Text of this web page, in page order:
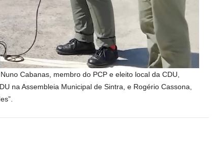
Cabanas, membro do PCP e eleito local da CDU,
na Assembleia Municipal de Sintra, e Rogério Cassona,